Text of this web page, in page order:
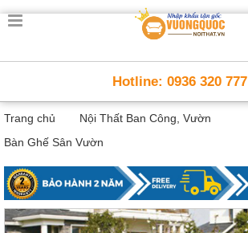
Trang
Thông
Minh
Nội
thất
minh
Nội
Thất
Hotline: 0936 320 777
Trang chủ
Nội Thất Ban Công, Vườn
Bàn Ghế Sân Vườn